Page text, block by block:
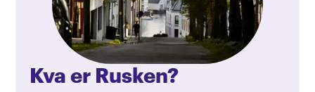
Kva er Rusken?